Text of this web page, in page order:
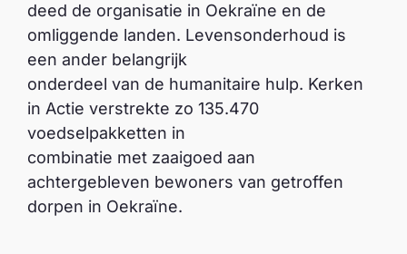
deed de organisatie in Oekraïne en de
omliggende landen. Levensonderhoud is
een ander belangrijk
onderdeel van de humanitaire hulp. Kerken
in Actie verstrekte zo 135.470
voedselpakketten in
combinatie met zaaigoed aan
achtergebleven bewoners van getroffen
dorpen in Oekraïne.